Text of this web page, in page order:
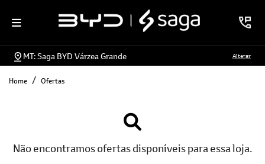
MT: Saga BYD Várzea Grande Alterar
Home Ofertas
Não encontramos ofertas disponíveis para essa loja.